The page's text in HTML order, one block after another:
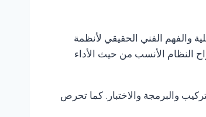
والفهم الفني الحقيقي لأنظمة
النظام الأنسب من حيث الأداء
والبرمجة والاختبار. كما تحرص